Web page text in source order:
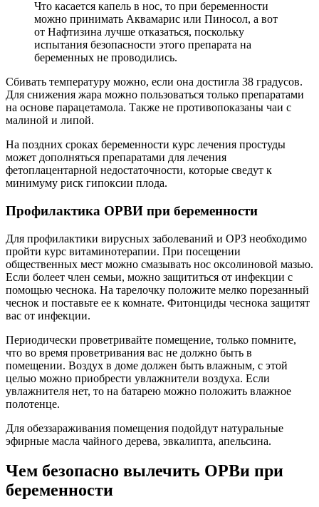
Что касается капель в нос, то при беременности
можно принимать Аквамарис или Пиносол, а вот
от Нафтизина лучше отказаться, поскольку
испытания безопасности этого препарата на
беременных не проводились.
Сбивать температуру можно, если она достигла 38 градусов.
Для снижения жара можно пользоваться только препаратами
на основе парацетамола. Также не противопоказаны чаи с
малиной и липой.
На поздних сроках беременности курс лечения простуды
может дополняться препаратами для лечения
фетоплацентарной недостаточности, которые сведут к
минимуму риск гипоксии плода.
Профилактика ОРВИ при беременности
Для профилактики вирусных заболеваний и ОРЗ необходимо
пройти курс витаминотерапии. При посещении
общественных мест можно смазывать нос оксолиновой мазью.
Если болеет член семьи, можно защититься от инфекции с
помощью чеснока. На тарелочку положите мелко порезанный
чеснок и поставьте ее к комнате. Фитонциды чеснока защитят
вас от инфекции.
Периодически проветривайте помещение, только помните,
что во время проветривания вас не должно быть в
помещении. Воздух в доме должен быть влажным, с этой
целью можно приобрести увлажнители воздуха. Если
увлажнителя нет, то на батарею можно положить влажное
полотенце.
Для обеззараживания помещения подойдут натуральные
эфирные масла чайного дерева, эвкалипта, апельсина.
Чем безопасно вылечить ОРВи при
беременности